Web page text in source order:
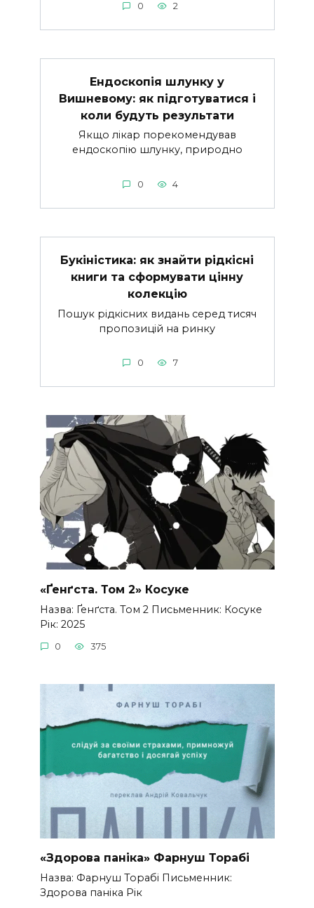
0 2
Ендоскопія шлунку у
Вишневому: як підготуватися і
коли будуть результати
Якщо лікар порекомендував
ендоскопію шлунку, природно
0 4
Букіністика: як знайти рідкісні
книги та сформувати цінну
колекцію
Пошук рідкісних видань серед тисяч
пропозицій на ринку
0 7
«Ґенґста. Том 2» Косуке
Назва: Ґенґста. Том 2 Письменник: Косуке
Рік: 2025
0 375
«Здорова паніка» Фарнуш Торабі
Назва: Фарнуш Торабі Письменник:
Здорова паніка Рік